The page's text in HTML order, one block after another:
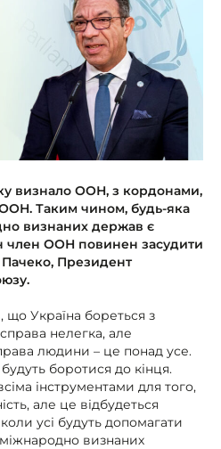
визнало ООН, з кордонами,
Таким чином, будь-яка
визнаних держав є
ООН повинен засудити
Президент
що Україна бореться з
нелегка, але
людини – це понад усе.
боротися до кінця.
інструментами для того,
але це відбудеться
усі будуть допомагати
визнаних